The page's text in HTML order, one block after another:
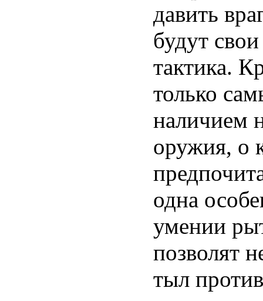
давить
будут
тактика.
только
наличием
оружия, о
одна
умении
позволят
тыл